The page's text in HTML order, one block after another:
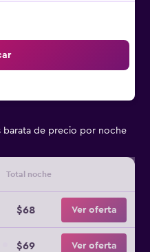
barata de precio por noche
Total noche
$68 Ver oferta
$69 Ver oferta